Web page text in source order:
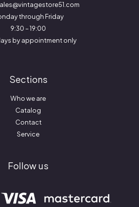
through Friday
9:30 – 19:00
by appointment only
Sections
Who we are
Catalog
Contact
Service
Follow us